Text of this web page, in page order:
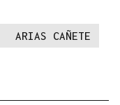
ARIAS CAÑETE